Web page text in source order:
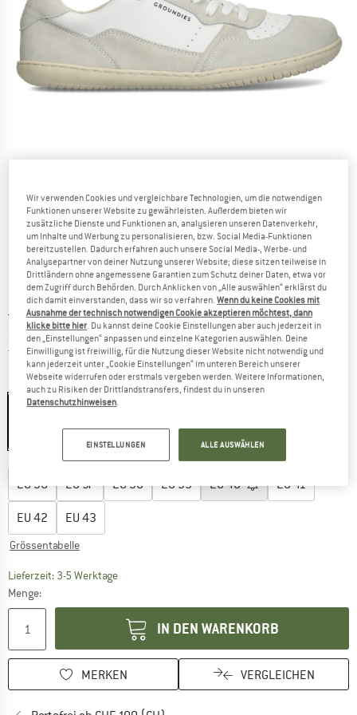
Detailansichten
Ursprünglicher Preis :
CHF136.95
Preis:
CHF102.71 inkl. MwSt., zollfreie Lieferung
Versandkostenfrei(CH)Schweiz. Informationen zu den
Farbe:White / Off-White
Grösse wählen:
EU 36 EU 37 EU 38 EU 39 EU40 EU 41
EU 42 EU 43
Grössentabelle
Lieferzeit: 3-5 WerktageDer Link öffnet sich in einer Infobox und
Menge:
IN DEN WARENKORB
MERKEN VERGLEICHEN
Wir verwenden Cookies und vergleichbare Technologien, um die notwendigen
Funktionen unserer Website zu gewährleisten. Außerdem bieten wir
zusätzliche Dienste und Funktionen an, analysieren unseren Datenverkehr,
um Inhalte und Werbung zu personalisieren, bzw. Social Media-Funktionen
bereitzustellen. Dadurch erfahren auch unsere Social Media-, Werbe- und
Analysepartner von deiner Nutzung unserer Website; diese sitzen teilweise in
Drittländern ohne angemessene Garantien zum Schutz deiner Daten, etwa vor
dem Zugriff durch Behörden. Durch Anklicken von „Alle auswählen“ erklärst du
dich damit einverstanden, dass wir so verfahren.Wenn du keine Cookies mit
Ausnahme der technisch notwendigen Cookie akzeptieren möchtest, dann
klicke bitte hier . Du kannst deine Cookie Einstellungen aber auch jederzeit in
den „Einstellungen“ anpassen und einzelne Kategorien auswählen. Deine
Einwilligung ist freiwillig, für die Nutzung dieser Website nicht notwendig und
kann jederzeit unter „Cookie Einstellungen“ im unteren Bereich unserer
Webseite widerrufen oder erstmals vergeben werden. Weitere Informationen,
auch zu Risiken der Drittlandstransfers, findest du in unseren
Datenschutzhinweisen
EINSTELLUNGEN ALLE AUSWÄHLEN